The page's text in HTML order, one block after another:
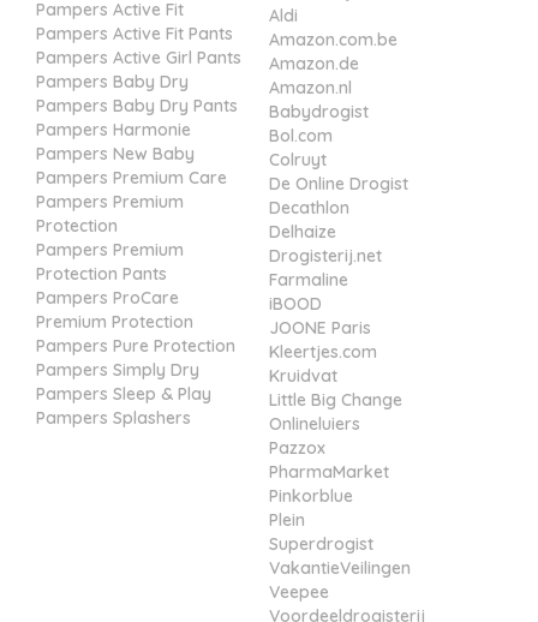
Pampers Active Fit Pants
Pampers Active Girl Pants
Pampers Baby Dry
Pampers Baby Dry Pants
Pampers Harmonie
Pampers New Baby
Pampers Premium Care
Pampers Premium
Protection
Pampers Premium
Protection Pants
Pampers ProCare
Premium Protection
Pampers Pure Protection
Pampers Simply Dry
Pampers Sleep & Play
Pampers Splashers
Amazon.com.be
Amazon.de
Amazon.nl
Babydrogist
Bol.com
Colruyt
De Online Drogist
Decathlon
Delhaize
Drogisterij.net
Farmaline
iBOOD
JOONE Paris
Kleertjes.com
Kruidvat
Little Big Change
Onlineluiers
Pazzox
PharmaMarket
Pinkorblue
Plein
Superdrogist
VakantieVeilingen
Veepee
Voordeeldrogisterij